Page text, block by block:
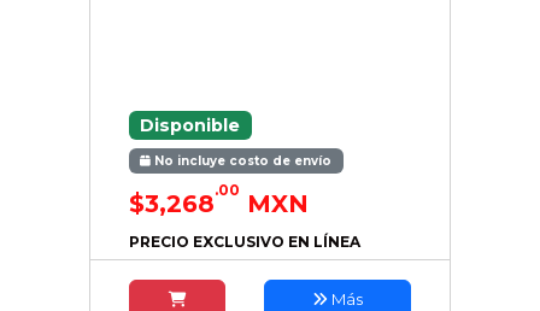
Disponible
No incluye costo de envío
$3,268.00 MXN
PRECIO EXCLUSIVO EN LÍNEA
Más